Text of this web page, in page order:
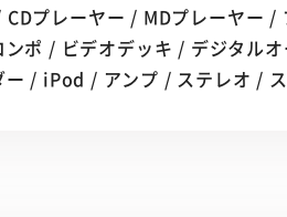
CDプレーヤー / MDプレーヤー
ポ / ビデオデッキ / デジタル
ー / iPod / アンプ / ステレオ /